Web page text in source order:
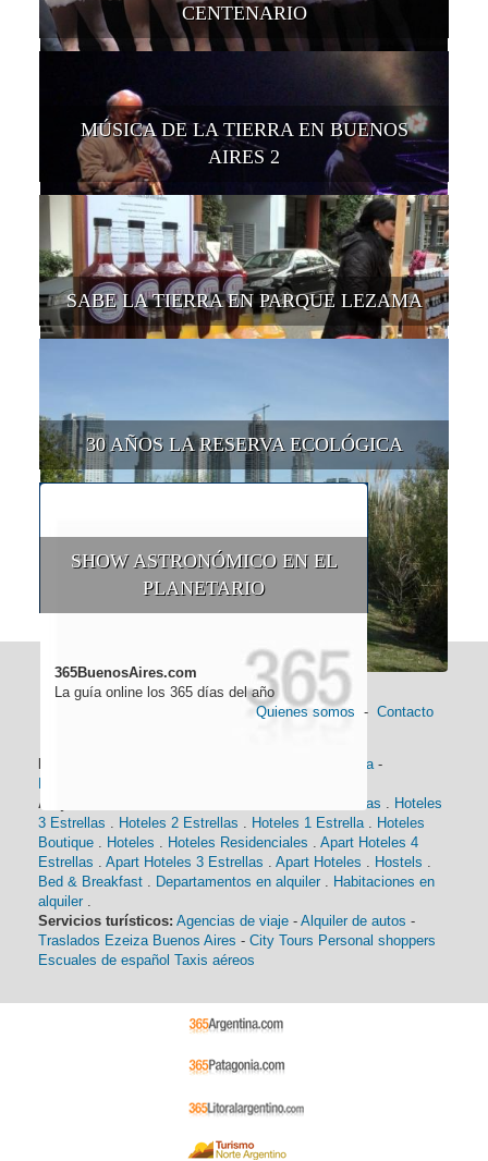
CENTENARIO
MÚSICA DE LA TIERRA EN BUENOS
AIRES 2
SABE LA TIERRA EN PARQUE LEZAMA
30 AÑOS LA RESERVA ECOLÓGICA
SHOW ASTRONÓMICO EN EL
PLANETARIO
365BuenosAires.com
La guía online los 365 días del año
Quienes somos - Contacto
Historia -
Alojamiento:
Hoteles 4 Estrellas
Hoteles
3 Estrellas
Hoteles 2 Estrellas Hoteles 1 Estrella
Hoteles
Boutique
Hoteles Hoteles Residenciales
Apart Hoteles 4
Estrellas
Apart Hoteles 3 Estrellas Apart Hoteles Hostels
Bed & Breakfast
Departamentos en alquiler
Habitaciones en
alquiler
Servicios turísticos: Agencias de viaje - Alquiler de autos -
Traslados Ezeiza Buenos Aires - City Tours Personal shoppers
Escuales de español Taxis aéreos